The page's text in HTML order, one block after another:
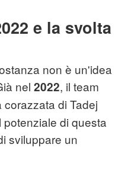
e la svolta
non è un'idea
nel 2022, il team
di Tadej
di questa
sviluppare un